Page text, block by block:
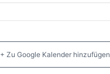
+ Zu Google Kalender hinzufügen